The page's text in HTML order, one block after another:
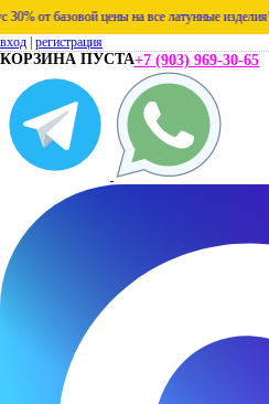
базовой цены на все латунные изделия!!!
вход регистрация
КОРЗИНА ПУСТА+7 (903) 969-30-65